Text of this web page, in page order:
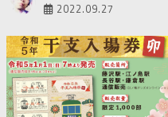
2022.09.27